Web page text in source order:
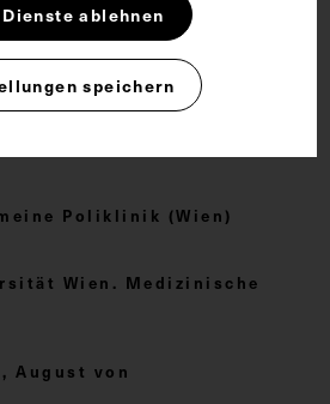
Poliklinik (Wien)
Wien. Medizinische
August von
ablehnen
speichern